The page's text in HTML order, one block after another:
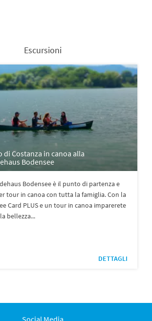
Escursioni
di Costanza in canoa alla
Bodensee
Bodensee è il punto di partenza e
tour in canoa con tutta la famiglia. Con la
Card PLUS e un tour in canoa imparerete
bellezza...
DETTAGLI
Social Media